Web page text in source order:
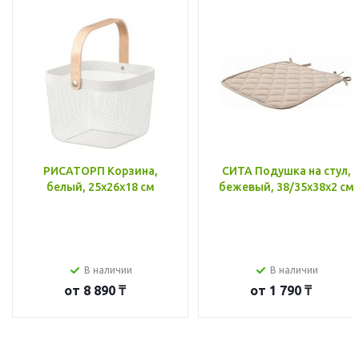
РИСАТОРП Корзина,
белый, 25x26x18 см
В наличии
от 8 890 ₸
СИТА Подушка на стул,
бежевый, 38/35x38x2 см
В наличии
от 1 790 ₸